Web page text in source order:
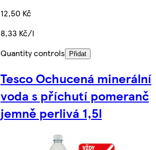
12,50 Kč
8,33 Kč/l
Quantity controls
Přidat
Tesco Ochucená minerální
voda s příchutí pomeranč
jemně perlivá 1,5l